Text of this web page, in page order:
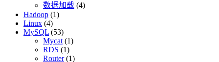
数据加载 (4)
Hadoop (1)
Linux (4)
MySQL (53)
Mycat (1)
RDS (1)
Router(1)